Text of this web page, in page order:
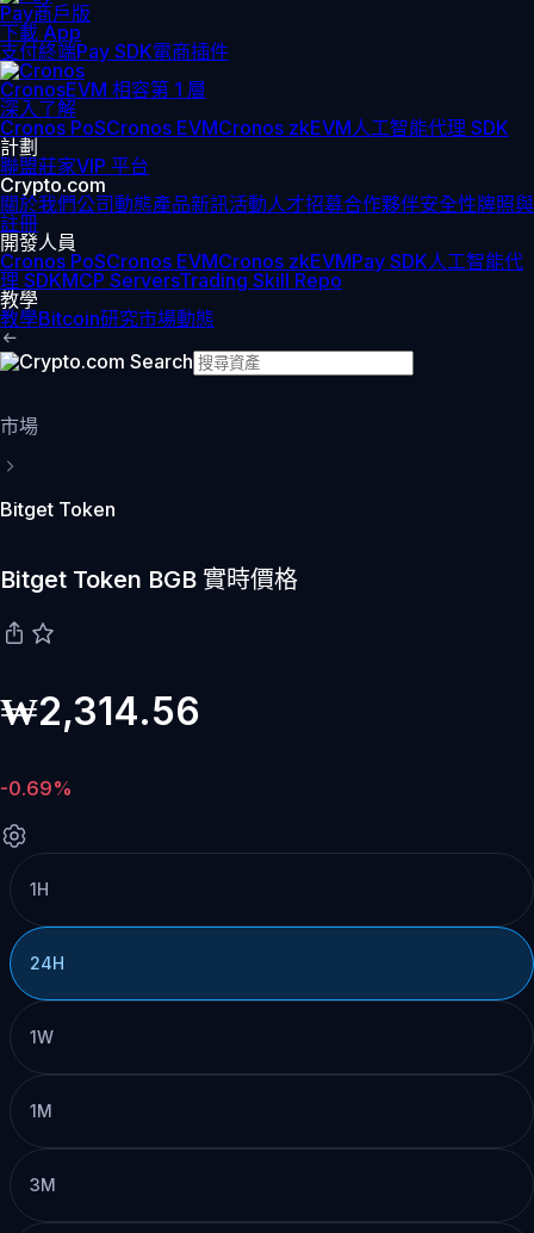
Pay商戶版
下載 App
支付終端Pay SDK電商插件
CronosEVM 相容第 1 層
深入了解
Cronos PoSCronos EVMCronos zkEVM人工智能代理 SDK
計劃
聯盟莊家VIP 平台
Crypto.com
關於我們公司動態產品新訊活動人才招募合作夥伴安全性牌照與
註冊
開發人員
Cronos PoSCronos EVMCronos zkEVMPay SDK人工智能代
理 SDKMCP ServersTrading Skill Repo
教學
教學Bitcoin研究市場動態
市場
Bitget Token
Bitget Token BGB 實時價格
₩2,314.56
-0.69%
1H
24H
1W
1M
3M